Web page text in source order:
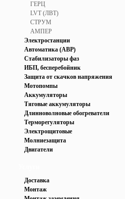
ГЕРЦ
LVT (ЛВТ)
СТРУМ
АМПЕР
Электростанции
Автоматика (АВР)
Стабилизаторы фаз
ИБП, бесперебойник
Защита от скачков напряжения
Мотопомпы
Аккумуляторы
Тяговые аккумуляторы
Длинноволновые обогреватели
Терморегуляторы
Электрощитовые
Молниезащита
Двигатели
Доставка
Монтаж